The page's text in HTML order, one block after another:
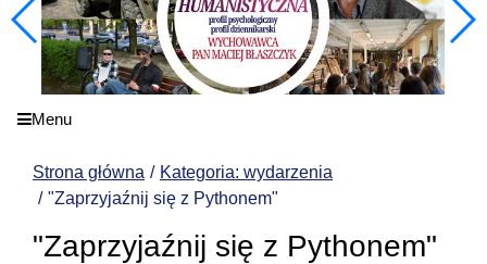
Menu
Strona główna
Kategoria: wydarzenia
"Zaprzyjaźnij się z Pythonem"
"Zaprzyjaźnij się z Pythonem"